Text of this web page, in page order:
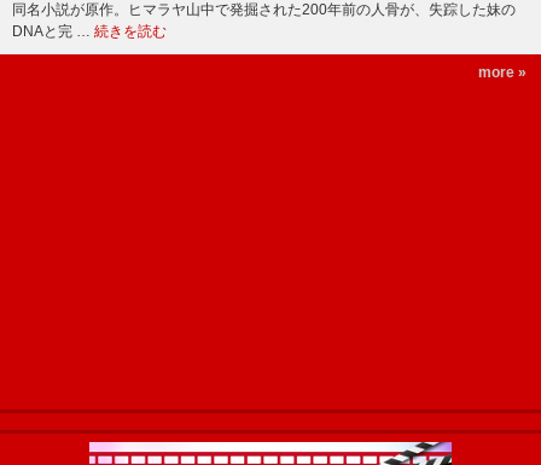
同名小説が原作。ヒマラヤ山中で発掘された200年前の人骨が、失踪した妹の
DNAと完 … 続きを読む
more »